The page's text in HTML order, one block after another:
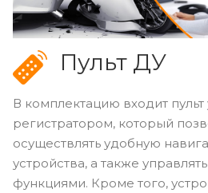
Пульт ДУ
В комплектацию входит
регистратором, который
осуществлять удобную
устройства, а также
функциями. Кроме того,